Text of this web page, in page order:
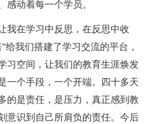
感动着每一个学员。
我在学习中反思，在反思中收
给我们搭建了学习交流的平台，
习空间，让我们的教育生涯焕发
一个手段，一个开端。四十多天
的是责任，是压力，真正感到教
意识到自己所肩负的责任。今后